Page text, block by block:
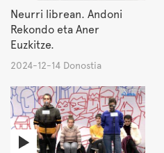
Neurri librean. Andoni
Rekondo eta Aner
Euzkitze.
2024-12-14 Donostia